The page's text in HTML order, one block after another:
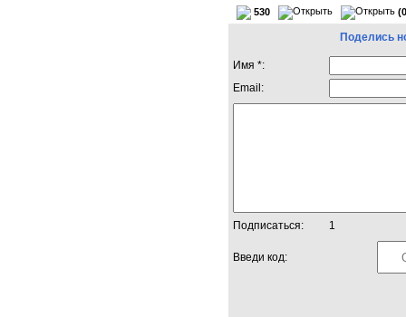
530
Поделись
Имя *:
Email:
Подписаться: 1
Введи код: